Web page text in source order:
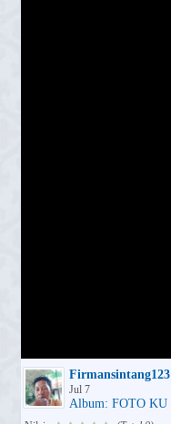
Firmansintang123
Jul 7
Album: FOTO KU